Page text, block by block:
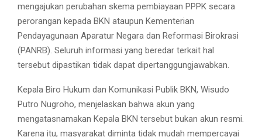
mengajukan perubahan skema pembiayaan PPPK secara
perorangan kepada BKN ataupun Kementerian
Pendayagunaan Aparatur Negara dan Reformasi Birokrasi
(PANRB). Seluruh informasi yang beredar terkait hal
tersebut dipastikan tidak dapat dipertanggungjawabkan.
Kepala Biro Hukum dan Komunikasi Publik BKN, Wisudo
Putro Nugroho, menjelaskan bahwa akun yang
mengatasnamakan Kepala BKN tersebut bukan akun resmi.
Karena itu, masyarakat diminta tidak mudah mempercayai